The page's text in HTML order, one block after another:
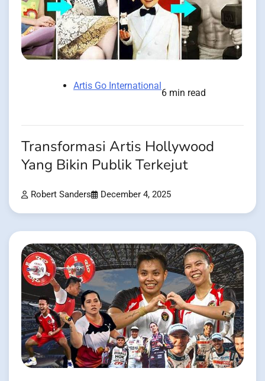
Artis Go International
6 min read
Transformasi Artis Hollywood
Yang Bikin Publik Terkejut
Robert Sanders December 4, 2025